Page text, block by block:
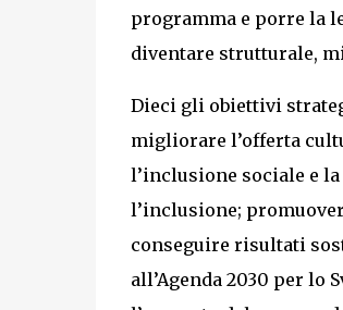
programma e porre la
diventare strutturale,
Dieci gli obiettivi
migliorare l’offerta
l’inclusione sociale e
l’inclusione;
conseguire risultati
all’Agenda 2030 per lo